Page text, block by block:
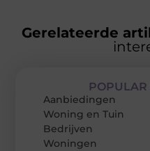
Gerelateerde
POPULAR
Aanbiedingen
Woning en Tuin
Bedrijven
Woningen